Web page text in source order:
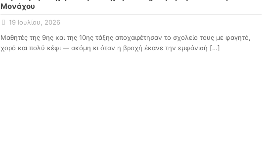
Μονάχου
19 Ιουλίου, 2026
Μαθητές της 9ης και της 10ης τάξης αποχαιρέτησαν το σχολείο τους με φαγητό,
χορό και πολύ κέφι — ακόμη κι όταν η βροχή έκανε την εμφάνισή […]